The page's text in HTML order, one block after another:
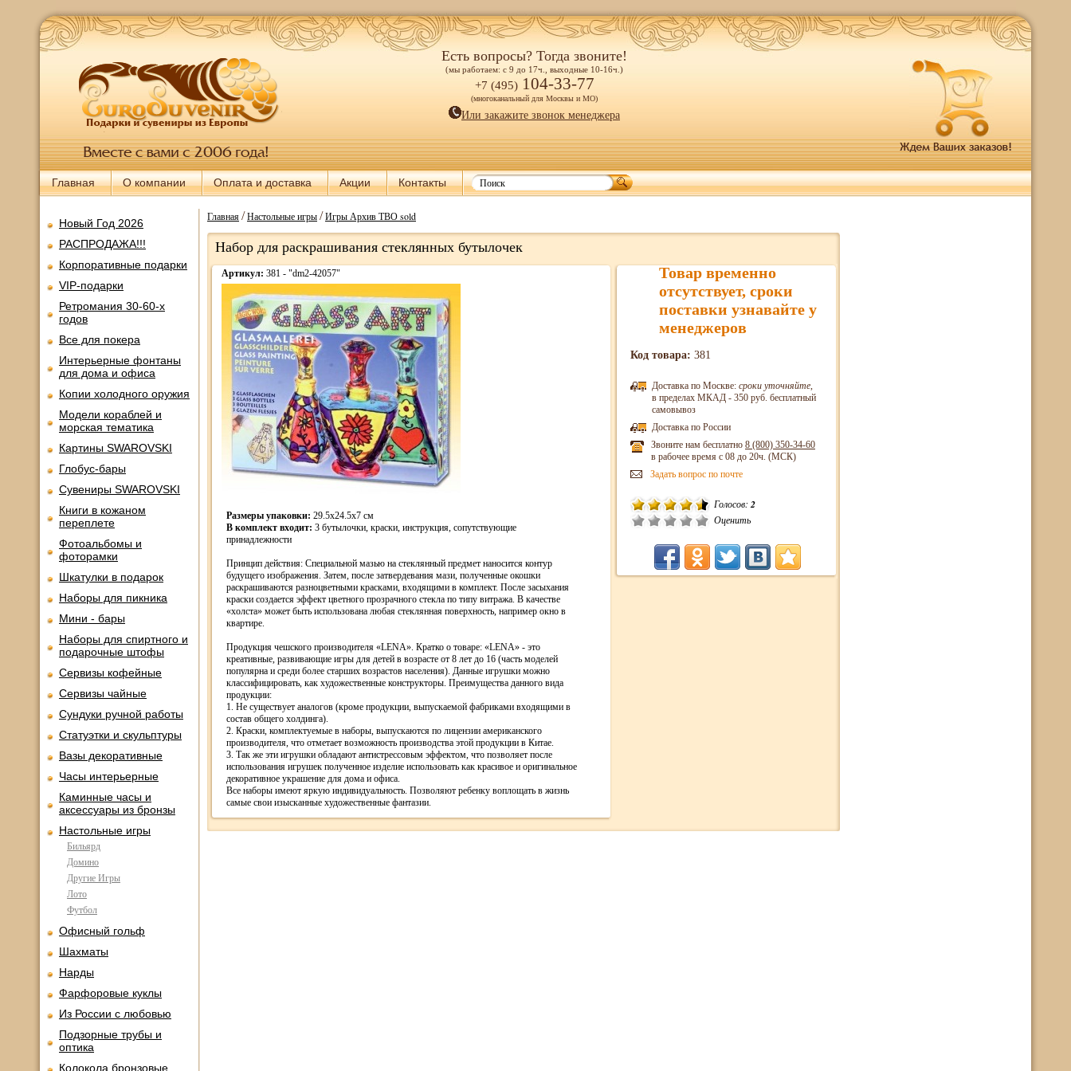
Есть вопросы? Тогда звоните!
(мы работаем: с 9 до 17ч., выходные 10-16ч.)
+7 (495) 104-33-77
(многоканальный для Москвы и МО)
Или закажите звонок менеджера
Главная О компании Оплата и доставка Акции Контакты
Новый Год 2026
РАСПРОДАЖА!!!
Корпоративные подарки
VIP-подарки
Ретромания 30-60-х
годов
Все для покера
Интерьерные фонтаны
для дома и офиса
Копии холодного оружия
Модели кораблей и
морская тематика
Картины SWAROVSKI
Глобус-бары
Сувениры SWAROVSKI
Книги в кожаном
переплете
Фотоальбомы и
фоторамки
Шкатулки в подарок
Наборы для пикника
Мини - бары
Наборы для спиртного и
подарочные штофы
Сервизы кофейные
Сервизы чайные
Сундуки ручной работы
Статуэтки и скульптуры
Вазы декоративные
Часы интерьерные
Каминные часы и
аксессуары из бронзы
Настольные игры
Бильярд
Домино
Другие Игры
Лото
Футбол
Офисный гольф
Шахматы
Нарды
Фарфоровые куклы
Из России с любовью
Подзорные трубы и
оптика
Колокола бронзовые
Главная/Настольные игры/Игры Архив ТВО sold
Набор для раскрашивания стеклянных бутылочек
Артикул: 381 - "dm2-42057"
Размеры упаковки: 29.5х24.5х7 см
В комплект входит: 3 бутылочки, краски, инструкция, сопутствующие
принадлежности
Принцип действия: Специальной мазью на стеклянный предмет наносится контур
будущего изображения. Затем, после затвердевания мази, полученные окошки
раскрашиваются разноцветными красками, входящими в комплект. После засыхания
краски создается эффект цветного прозрачного стекла по типу витража. В качестве
«холста» может быть использована любая стеклянная поверхность, например окно в
квартире.
Продукция чешского производителя «LENA». Кратко о товаре: «LENA» - это
креативные, развивающие игры для детей в возрасте от 8 лет до 16 (часть моделей
популярна и среди более старших возрастов населения). Данные игрушки можно
классифицировать, как художественные конструкторы. Преимущества данного вида
продукции:
1. Не существует аналогов (кроме продукции, выпускаемой фабриками входящими в
состав общего холдинга).
2. Краски, комплектуемые в наборы, выпускаются по лицензии американского
производителя, что отметает возможность производства этой продукции в Китае.
3. Так же эти игрушки обладают антистрессовым эффектом, что позволяет после
использования игрушек полученное изделие использовать как красивое и оригинальное
декоративное украшение для дома и офиса.
Все наборы имеют яркую индивидуальность. Позволяют ребенку воплощать в жизнь
самые свои изысканные художественные фантазии.
Товар временно
отсутствует, сроки
поставки узнавайте у
менеджеров
Код товара: 381
Доставка по Москве: сроки уточняйте,
в пределах МКАД - 350 руб. бесплатный
самовывоз
Доставка по России
Звоните нам бесплатно 8 (800) 350-34-60
в рабочее время с 08 до 20ч. (МСК)
Задать вопрос по почте
Голосов: 2
Оценить